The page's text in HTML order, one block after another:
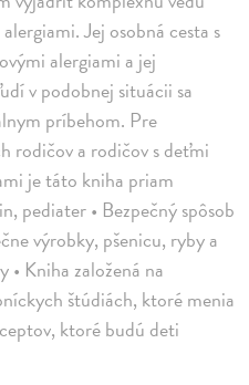
Jej osobná cesta s
alergiami a jej
v podobnej situácii sa
príbehom. Pre
rodičov a rodičov s deťmi
je táto kniha priam
pediater • Bezpečný spôsob
výrobky, pšenicu, ryby a
• Kniha založená na
štúdiách, ktoré menia
ktoré budú deti